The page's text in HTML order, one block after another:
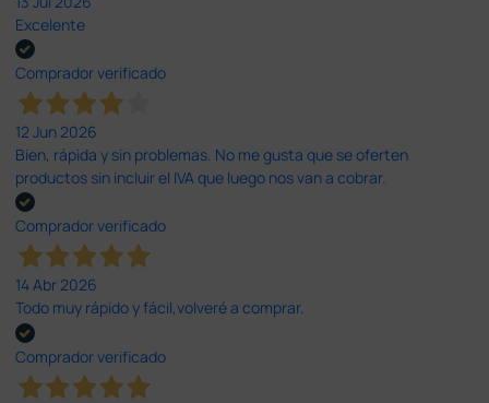
Excelente
Comprador verificado
12 Jun 2026
Bien, rápida y sin problemas. No me gusta que se oferten
productos sin incluir el IVA que luego nos van a cobrar.
Comprador verificado
14 Abr 2026
Todo muy rápido y fácil,volveré a comprar.
Comprador verificado